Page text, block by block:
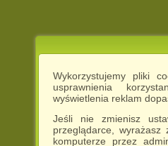
Wykorzystujemy pliki
usprawnienia
wyświetlenia reklam
Jeśli nie zmienisz
przeglądarce,
komputerze przez